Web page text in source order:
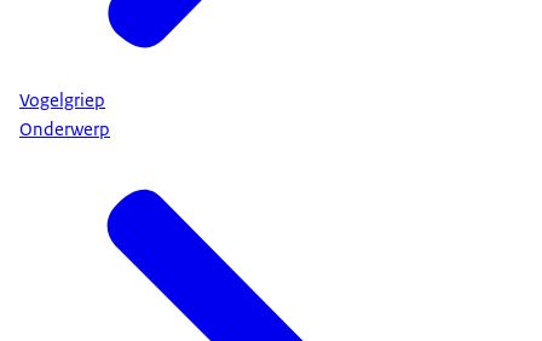
Vogelgriep
Onderwerp